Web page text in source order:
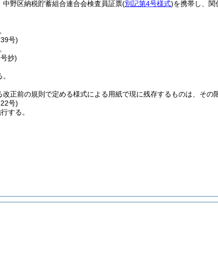
野区納税貯蓄組合連合会検査員証票(別記第4号様式)を携帯し、
号)
抄)
正前の規則で定める様式による用紙で現に残存するものは、その
号)
する。